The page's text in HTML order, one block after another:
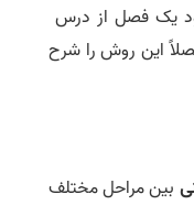
یک فصل از درس
این روش را شرح
بین مراحل مختلف